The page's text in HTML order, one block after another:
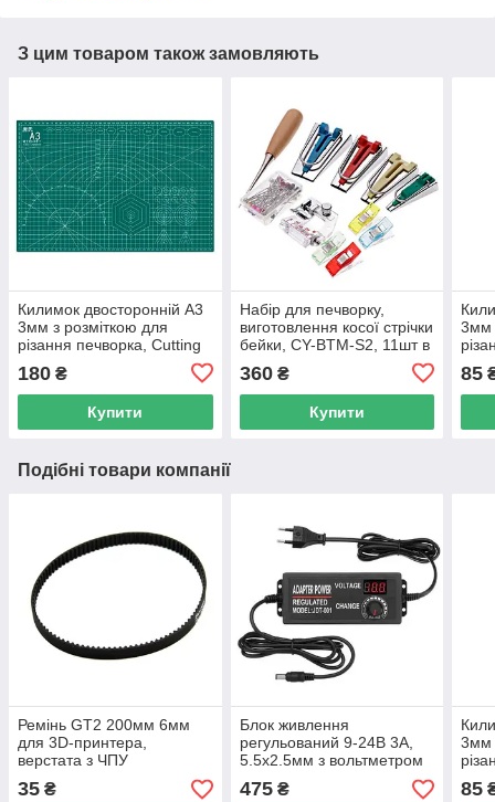
З цим товаром також замовляють
Килимок двосторонній А3
3мм з розміткою для
різання печворка, Cutting
180 ₴
Купити
Набір для печворку,
виготовлення косої стрічки
бейки, CY-BTM-S2, 11шт в
360₴
Купити
3мм
85
Подібні товари компанії
Ремінь GT2 200мм 6мм
для 3D-принтера,
верстата з ЧПУ
35 ₴
Блок живлення
регульований 9-24В 3А,
5.5x2.5мм з вольтметром
475₴
3мм
mat
85